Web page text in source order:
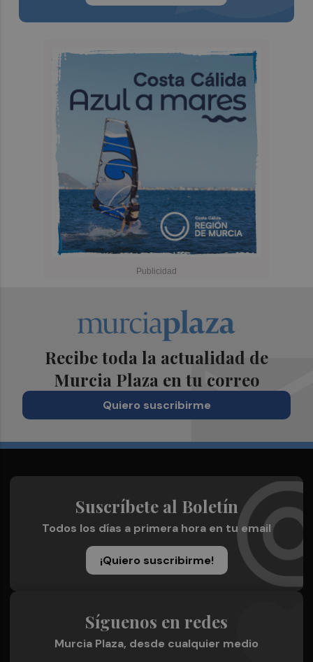
Recibe toda la actualidad de
Murcia Plaza en tu correo
Quiero suscribirme
Suscríbete al Boletín
Todos los días a primera hora en tu email
¡Quiero suscribirme!
Síguenos en redes
Murcia Plaza, desde cualquier medio